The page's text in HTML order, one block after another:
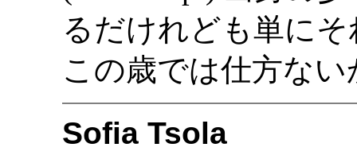
るだけれども単に
この歳では仕方ない
Sofia Tsola